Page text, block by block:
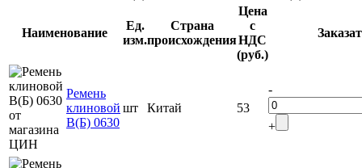
Наименование
Ед.
изм.
Страна
происхождения
Цена
с
НДС
(руб.)
Ремень
клиновой
В(Б) 0630
шт Китай 53
-
+